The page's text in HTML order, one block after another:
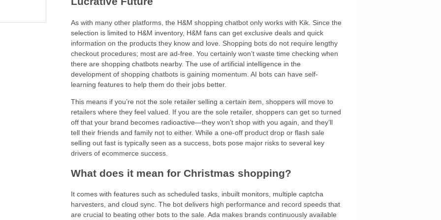
As with many other platforms, the H&M shopping chatbot only works with Kik. Since the
selection is limited to H&M inventory, H&M fans can get exclusive deals and quick
information on the products they know and love. Shopping bots do not require lengthy
checkout procedures; most are ad-free. You certainly won’t waste time checking when
there are shopping chatbots nearby. The use of artificial intelligence in the
development of shopping chatbots is gaining momentum. AI bots can have self-
learning features to help them do their jobs better.
This means if you’re not the sole retailer selling a certain item, shoppers will move to
retailers where they feel valued. If you are the sole retailer, shoppers can get so turned
off that your brand becomes radioactive—they won’t shop with you again, and they’ll
tell their friends and family not to either. While a one-off product drop or flash sale
selling out fast is typically seen as a success, bots pose major risks to several key
drivers of ecommerce success.
What does it mean for Christmas shopping?
It comes with features such as scheduled tasks, inbuilt monitors, multiple captcha
harvesters, and cloud sync. The bot delivers high performance and record speeds that
are crucial to beating other bots to the sale. Ada makes brands continuously available